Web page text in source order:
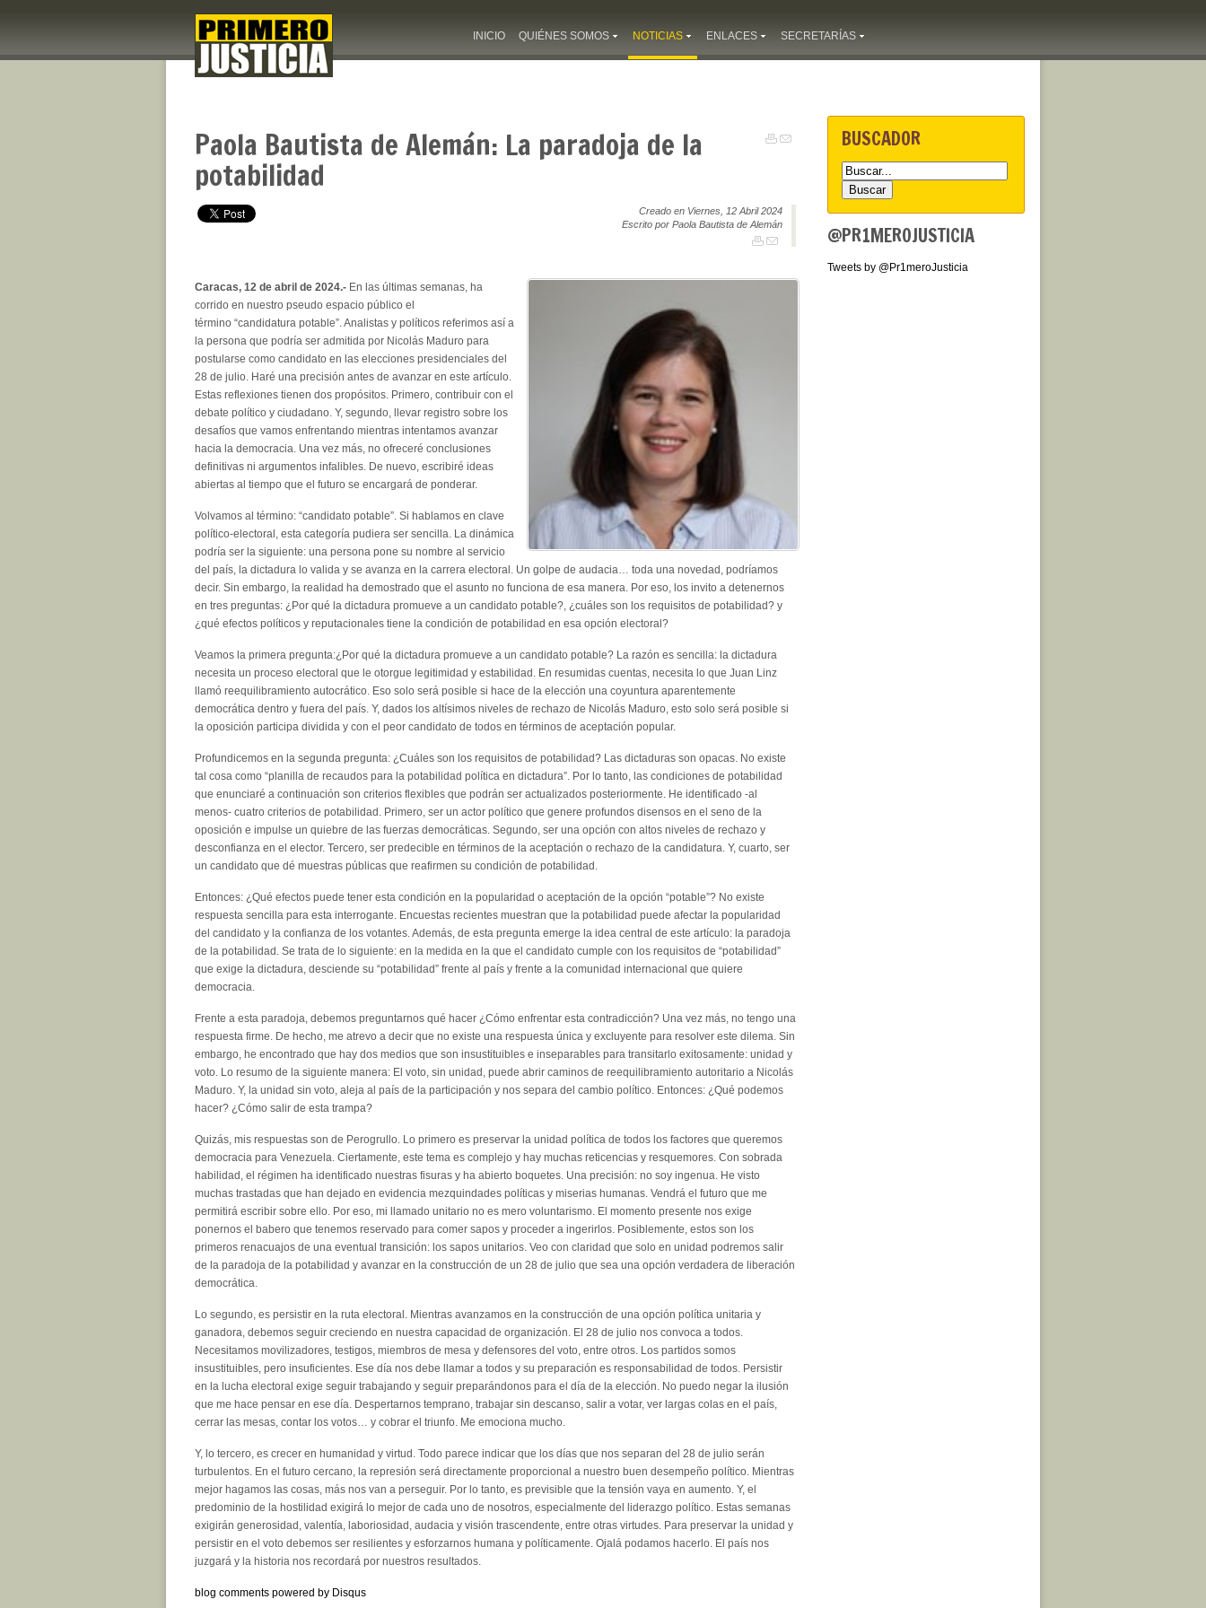
INICIO QUIÉNES SOMOS NOTICIAS ENLACES SECRETARÍAS
Paola Bautista de Alemán: La paradoja de la
potabilidad
Creado en Viernes, 12 Abril 2024
Escrito por Paola Bautista de Alemán
Caracas, 12 de abril de 2024.- En las últimas semanas, ha
corrido en nuestro pseudo espacio público el
término “candidatura potable”. Analistas y políticos referimos así a
la persona que podría ser admitida por Nicolás Maduro para
postularse como candidato en las elecciones presidenciales del
28 de julio. Haré una precisión antes de avanzar en este artículo.
Estas reflexiones tienen dos propósitos. Primero, contribuir con el
debate político y ciudadano. Y, segundo, llevar registro sobre los
desafíos que vamos enfrentando mientras intentamos avanzar
hacia la democracia. Una vez más, no ofreceré conclusiones
definitivas ni argumentos infalibles. De nuevo, escribiré ideas
abiertas al tiempo que el futuro se encargará de ponderar.
Volvamos al término: “candidato potable”. Si hablamos en clave
político-electoral, esta categoría pudiera ser sencilla. La dinámica
podría ser la siguiente: una persona pone su nombre al servicio
del país, la dictadura lo valida y se avanza en la carrera electoral. Un golpe de audacia… toda una novedad, podríamos
decir. Sin embargo, la realidad ha demostrado que el asunto no funciona de esa manera. Por eso, los invito a detenernos
en tres preguntas: ¿Por qué la dictadura promueve a un candidato potable?, ¿cuáles son los requisitos de potabilidad? y
¿qué efectos políticos y reputacionales tiene la condición de potabilidad en esa opción electoral?
Veamos la primera pregunta:¿Por qué la dictadura promueve a un candidato potable? La razón es sencilla: la dictadura
necesita un proceso electoral que le otorgue legitimidad y estabilidad. En resumidas cuentas, necesita lo que Juan Linz
llamó reequilibramiento autocrático. Eso solo será posible si hace de la elección una coyuntura aparentemente
democrática dentro y fuera del país. Y, dados los altísimos niveles de rechazo de Nicolás Maduro, esto solo será posible si
la oposición participa dividida y con el peor candidato de todos en términos de aceptación popular.
Profundicemos en la segunda pregunta: ¿Cuáles son los requisitos de potabilidad? Las dictaduras son opacas. No existe
tal cosa como “planilla de recaudos para la potabilidad política en dictadura”. Por lo tanto, las condiciones de potabilidad
que enunciaré a continuación son criterios flexibles que podrán ser actualizados posteriormente. He identificado -al
menos- cuatro criterios de potabilidad. Primero, ser un actor político que genere profundos disensos en el seno de la
oposición e impulse un quiebre de las fuerzas democráticas. Segundo, ser una opción con altos niveles de rechazo y
desconfianza en el elector. Tercero, ser predecible en términos de la aceptación o rechazo de la candidatura. Y, cuarto, ser
un candidato que dé muestras públicas que reafirmen su condición de potabilidad.
Entonces: ¿Qué efectos puede tener esta condición en la popularidad o aceptación de la opción “potable”? No existe
respuesta sencilla para esta interrogante. Encuestas recientes muestran que la potabilidad puede afectar la popularidad
del candidato y la confianza de los votantes. Además, de esta pregunta emerge la idea central de este artículo: la paradoja
de la potabilidad. Se trata de lo siguiente: en la medida en la que el candidato cumple con los requisitos de “potabilidad”
que exige la dictadura, desciende su “potabilidad” frente al país y frente a la comunidad internacional que quiere
democracia.
Frente a esta paradoja, debemos preguntarnos qué hacer ¿Cómo enfrentar esta contradicción? Una vez más, no tengo una
respuesta firme. De hecho, me atrevo a decir que no existe una respuesta única y excluyente para resolver este dilema. Sin
embargo, he encontrado que hay dos medios que son insustituibles e inseparables para transitarlo exitosamente: unidad y
voto. Lo resumo de la siguiente manera: El voto, sin unidad, puede abrir caminos de reequilibramiento autoritario a Nicolás
Maduro. Y, la unidad sin voto, aleja al país de la participación y nos separa del cambio político. Entonces: ¿Qué podemos
hacer? ¿Cómo salir de esta trampa?
Quizás, mis respuestas son de Perogrullo. Lo primero es preservar la unidad política de todos los factores que queremos
democracia para Venezuela. Ciertamente, este tema es complejo y hay muchas reticencias y resquemores. Con sobrada
habilidad, el régimen ha identificado nuestras fisuras y ha abierto boquetes. Una precisión: no soy ingenua. He visto
muchas trastadas que han dejado en evidencia mezquindades políticas y miserias humanas. Vendrá el futuro que me
permitirá escribir sobre ello. Por eso, mi llamado unitario no es mero voluntarismo. El momento presente nos exige
ponernos el babero que tenemos reservado para comer sapos y proceder a ingerirlos. Posiblemente, estos son los
primeros renacuajos de una eventual transición: los sapos unitarios. Veo con claridad que solo en unidad podremos salir
de la paradoja de la potabilidad y avanzar en la construcción de un 28 de julio que sea una opción verdadera de liberación
democrática.
Lo segundo, es persistir en la ruta electoral. Mientras avanzamos en la construcción de una opción política unitaria y
ganadora, debemos seguir creciendo en nuestra capacidad de organización. El 28 de julio nos convoca a todos.
Necesitamos movilizadores, testigos, miembros de mesa y defensores del voto, entre otros. Los partidos somos
insustituibles, pero insuficientes. Ese día nos debe llamar a todos y su preparación es responsabilidad de todos. Persistir
en la lucha electoral exige seguir trabajando y seguir preparándonos para el día de la elección. No puedo negar la ilusión
que me hace pensar en ese día. Despertarnos temprano, trabajar sin descanso, salir a votar, ver largas colas en el país,
cerrar las mesas, contar los votos… y cobrar el triunfo. Me emociona mucho.
Y, lo tercero, es crecer en humanidad y virtud. Todo parece indicar que los días que nos separan del 28 de julio serán
turbulentos. En el futuro cercano, la represión será directamente proporcional a nuestro buen desempeño político. Mientras
mejor hagamos las cosas, más nos van a perseguir. Por lo tanto, es previsible que la tensión vaya en aumento. Y, el
predominio de la hostilidad exigirá lo mejor de cada uno de nosotros, especialmente del liderazgo político. Estas semanas
exigirán generosidad, valentía, laboriosidad, audacia y visión trascendente, entre otras virtudes. Para preservar la unidad y
persistir en el voto debemos ser resilientes y esforzarnos humana y políticamente. Ojalá podamos hacerlo. El país nos
juzgará y la historia nos recordará por nuestros resultados.
blog comments powered by Disqus
BUSCADOR
@PR1MEROJUSTICIA
Tweets by @Pr1meroJusticia